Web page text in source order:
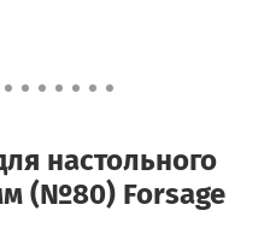
настольного
(№80) Forsage